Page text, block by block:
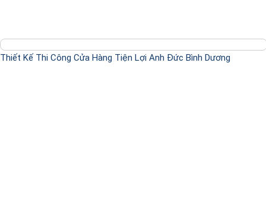
Thiết Kế Thi Công Cửa Hàng Tiện Lợi Anh Đức Bình Dương